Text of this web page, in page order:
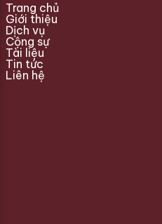
Trang chủ
Giới thiệu
Dịch vụ
Cộng sự
Tài liệu
Tin tức
Liên hệ